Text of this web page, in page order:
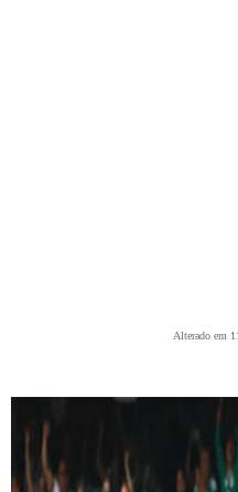
Alterado em